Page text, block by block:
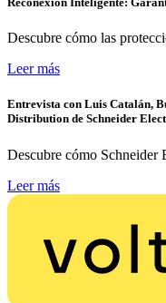
Descubre cómo las
Leer más
Entrevista con Luis Catalán,
Distribution de Schneider
Descubre cómo Schneider
Leer más